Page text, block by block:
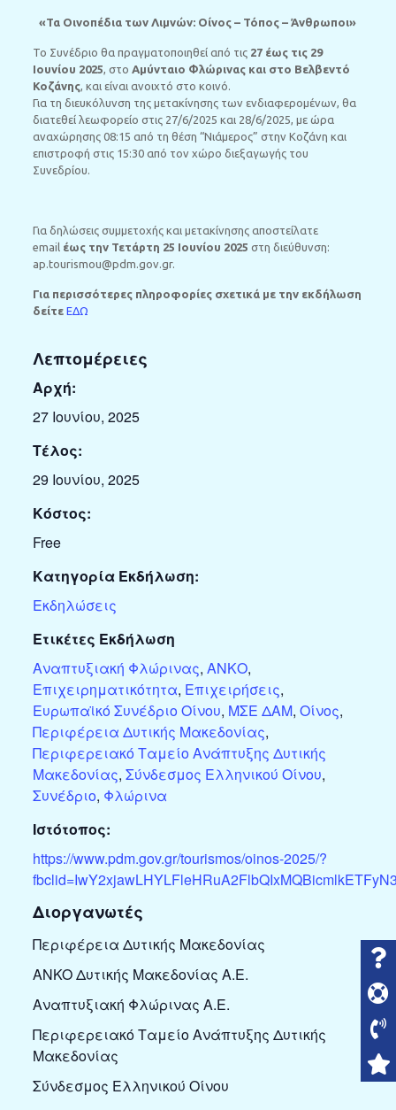
«Τα Οινοπέδια των Λιμνών: Οίνος – Τόπος – Άνθρωποι»
Το Συνέδριο θα πραγματοποιηθεί από τις 27 έως τις 29
Ιουνίου 2025, στο Αμύνταιο Φλώρινας και στο Βελβεντό
Κοζάνης, και είναι ανοιχτό στο κοινό.
Για τη διευκόλυνση της μετακίνησης των ενδιαφερομένων, θα
διατεθεί λεωφορείο στις 27/6/2025 και 28/6/2025, με ώρα
αναχώρησης 08:15 από τη θέση “Νιάμερος” στην Κοζάνη και
επιστροφή στις 15:30 από τον χώρο διεξαγωγής του
Συνεδρίου.
Για δηλώσεις συμμετοχής και μετακίνησης αποστείλατε
email έως την Τετάρτη 25 Ιουνίου 2025 στη διεύθυνση:
ap.tourismou@pdm.gov.gr.
Για περισσότερες πληροφορίες σχετικά με την εκδήλωση
δείτε ΕΔΩ
Λεπτομέρειες
Αρχή:
27 Ιουνίου, 2025
Τέλος:
29 Ιουνίου, 2025
Κόστος:
Free
Κατηγορία Εκδήλωση:
Εκδηλώσεις
Ετικέτες Εκδήλωση
Αναπτυξιακή Φλώρινας, ΑΝΚΟ,
Επιχειρηματικότητα, Επιχειρήσεις,
Ευρωπαϊκό Συνέδριο Οίνου, ΜΣΕ ΔΑΜ, Οίνος,
Περιφέρεια Δυτικής Μακεδονίας,
Περιφερειακό Ταμείο Ανάπτυξης Δυτικής
Μακεδονίας, Σύνδεσμος Ελληνικού Οίνου,
Συνέδριο, Φλώρινα
Ιστότοπος:
https://www.pdm.gov.gr/tourismos/oinos-2025/?
Διοργανωτές
Περιφέρεια Δυτικής Μακεδονίας
ANKO Δυτικής Μακεδονίας Α.Ε.
Αναπτυξιακή Φλώρινας Α.Ε.
Περιφερειακό Ταμείο Ανάπτυξης Δυτικής
Μακεδονίας
Σύνδεσμος Ελληνικού Οίνου